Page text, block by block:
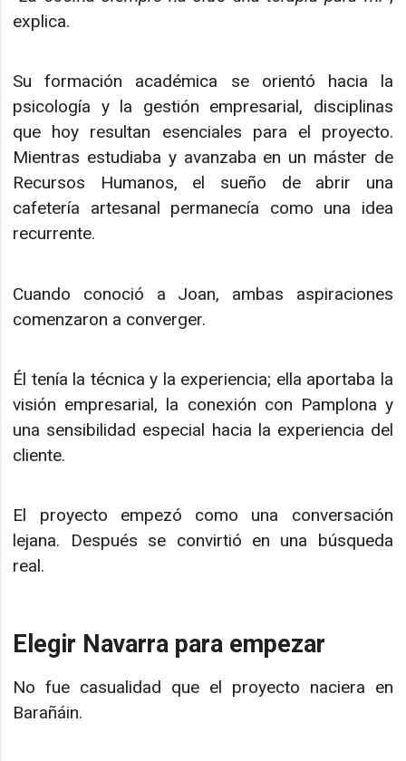
explica.
Su formación académica se orientó hacia la
psicología y la gestión empresarial, disciplinas
que hoy resultan esenciales para el proyecto.
Mientras estudiaba y avanzaba en un máster de
Recursos Humanos, el sueño de abrir una
cafetería artesanal permanecía como una idea
recurrente.
Cuando conoció a Joan, ambas aspiraciones
comenzaron a converger.
Él tenía la técnica y la experiencia; ella aportaba la
visión empresarial, la conexión con Pamplona y
una sensibilidad especial hacia la experiencia del
cliente.
El proyecto empezó como una conversación
lejana. Después se convirtió en una búsqueda
real.
Elegir Navarra para empezar
No fue casualidad que el proyecto naciera en
Barañáin.